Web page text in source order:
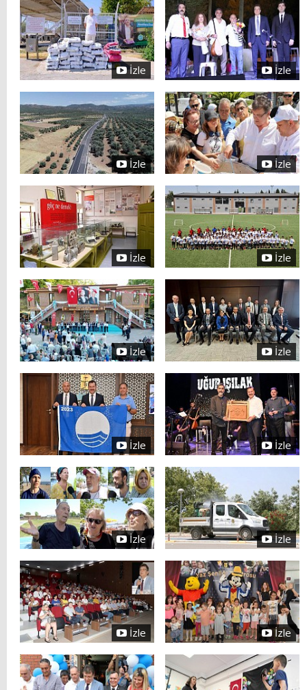
İzle İzle
İzle İzle
İzle İzle
İzle İzle
İzle İzle
İzle İzle
İzle İzle